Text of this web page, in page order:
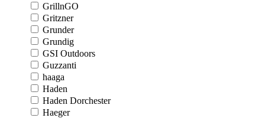
GrillnGO
Gritzner
Grunder
Grundig
GSI Outdoors
Guzzanti
haaga
Haden
Haden Dorchester
Haeger